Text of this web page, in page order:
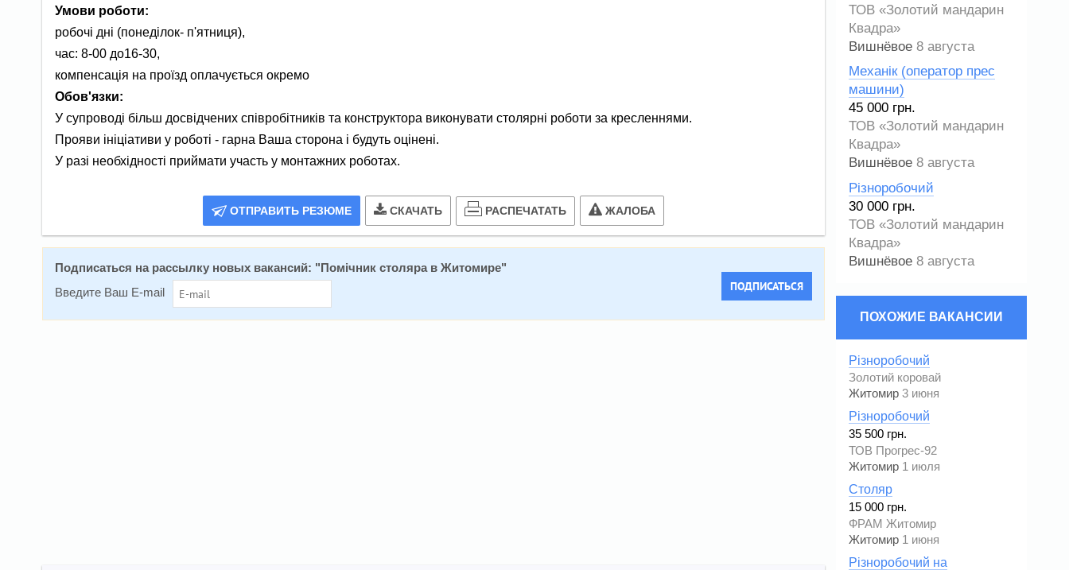
Умови роботи:
робочі дні (понеділок- п'ятниця),
час: 8-00 до16-30,
компенсація на проїзд оплачується окремо
Обов'язки:
У супроводі більш досвідчених співробітників та конструктора виконувати столярні роботи за кресленнями.
Прояви ініціативи у роботі - гарна Ваша сторона і будуть оцінені.
У разі необхідності приймати участь у монтажних роботах.
ОТПРАВИТЬ РЕЗЮМЕ СКАЧАТЬ РАСПЕЧАТАТЬ ЖАЛОБА
Подписаться на расcылку новых вакансий: " Помічник столяра в Житомире"
Введите Ваш E-mail
ПОДПИСАТЬСЯ
ТОВ «Золотий мандарин
Квадра»
Вишнёвое 8 августа
Механік (оператор прес
машини)
45 000 грн.
ТОВ «Золотий мандарин
Квадра»
Вишнёвое 8 августа
Різноробочий
30 000 грн.
ТОВ «Золотий мандарин
Квадра»
Вишнёвое 8 августа
ПОХОЖИЕ ВАКАНСИИ
Різноробочий
Золотий коровай
Житомир 3 июня
Різноробочий
35 500 грн.
ТОВ Прогрес-92
Житомир 1 июля
Столяр
15 000 грн.
ФРАМ Житомир
Житомир 1 июня
Різноробочий на